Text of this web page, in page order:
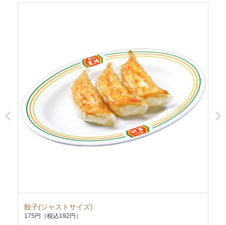
餃子(ジャストサイズ)
175円 （税込192円）